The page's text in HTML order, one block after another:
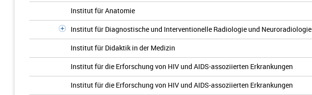
Institut für Anatomie
Institut für Diagnostische und Interventionelle Radiologie und Neuroradiologie
Institut für Didaktik in der Medizin
Institut für die Erforschung von HIV und AIDS-assoziierten Erkrankungen
Institut für die Erforschung von HIV und AIDS-assoziierten Erkrankungen